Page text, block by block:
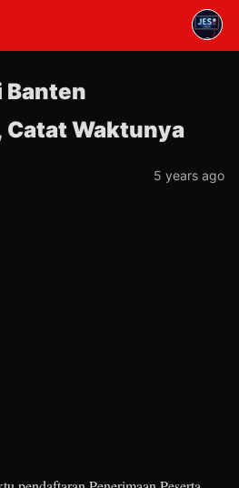
Banten
Waktunya
5 years ago